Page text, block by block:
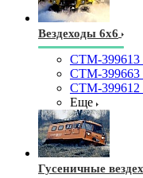
Вездеходы 6х6
СТМ-399613
СТМ-399663
СТМ-399612
Еще
Гусеничные